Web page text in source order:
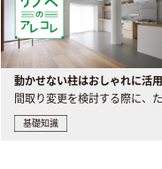
基礎知識